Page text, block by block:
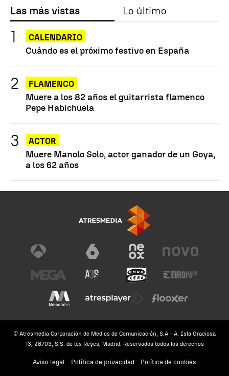
Las más vistas Lo último
CALENDARIO
Cuándo es el próximo festivo en España
FLAMENCO
Muere a los 82 años el guitarrista flamenco
Pepe Habichuela
ACTOR
Muere Manolo Solo, actor ganador de un Goya,
a los 62 años
© Atresmedia Corporación de Medios de Comunicación, S.A - A. Isla Graciosa
13, 28703, S.S. de los Reyes, Madrid. Reservados todos los derechos
Aviso legal Política de privacidad Política de cookies